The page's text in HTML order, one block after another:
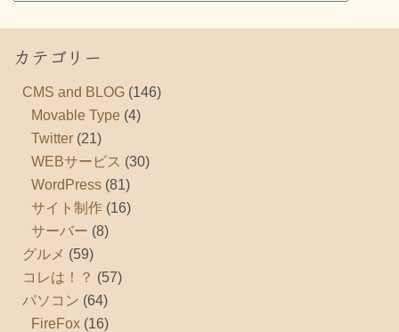
カテゴリー
CMS and BLOG (146)
Movable Type (4)
Twitter (21)
WEBサービス (30)
WordPress (81)
サイト制作 (16)
サーバー (8)
グルメ (59)
コレは！？ (57)
パソコン (64)
FireFox (16)